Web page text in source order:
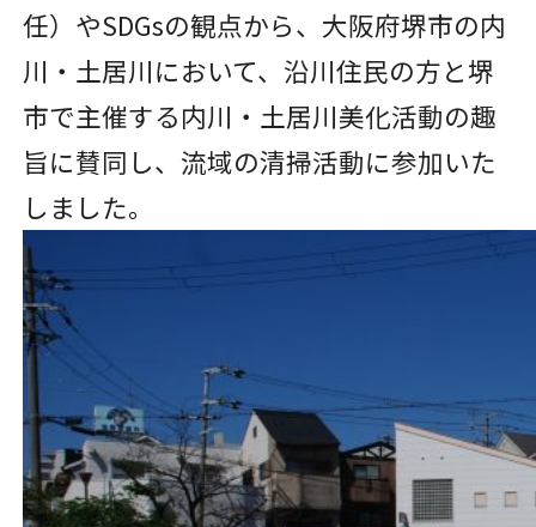
任）やSDGsの観点から、大阪府堺市の内
川・土居川において、沿川住民の方と堺
市で主催する内川・土居川美化活動の趣
旨に賛同し、流域の清掃活動に参加いた
しました。